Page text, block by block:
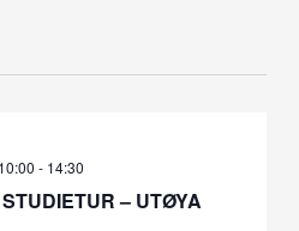
– UTØYA
- 14:30